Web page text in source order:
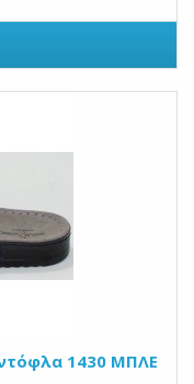
1430 ΜΠΛΕ